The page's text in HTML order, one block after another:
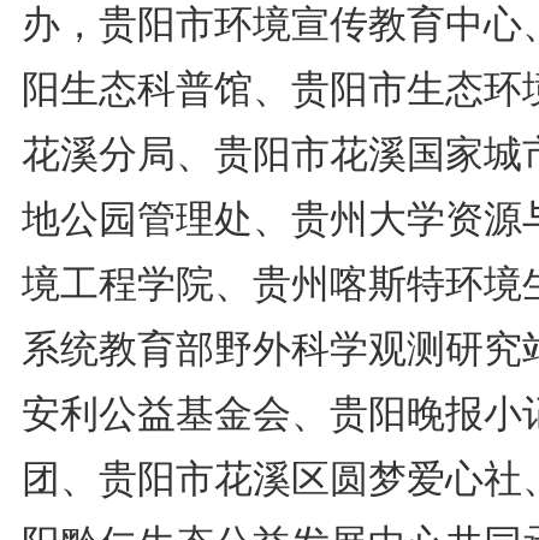
办，贵阳市环境宣传教育中心
阳生态科普馆、贵阳市生态环
花溪分局、贵阳市花溪国家城
地公园管理处、贵州大学资源
境工程学院、贵州喀斯特环境
系统教育部野外科学观测研究
安利公益基金会、贵阳晚报小
团、贵阳市花溪区圆梦爱心社